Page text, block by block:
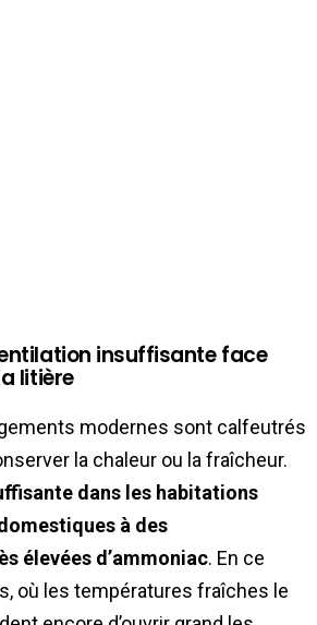
insuffisante face
litière
modernes sont calfeutrés
la chaleur ou la fraîcheur.
dans les habitations
à des
élevées d’ammoniac. En ce
où les températures fraîches le